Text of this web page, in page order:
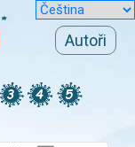
Autoři